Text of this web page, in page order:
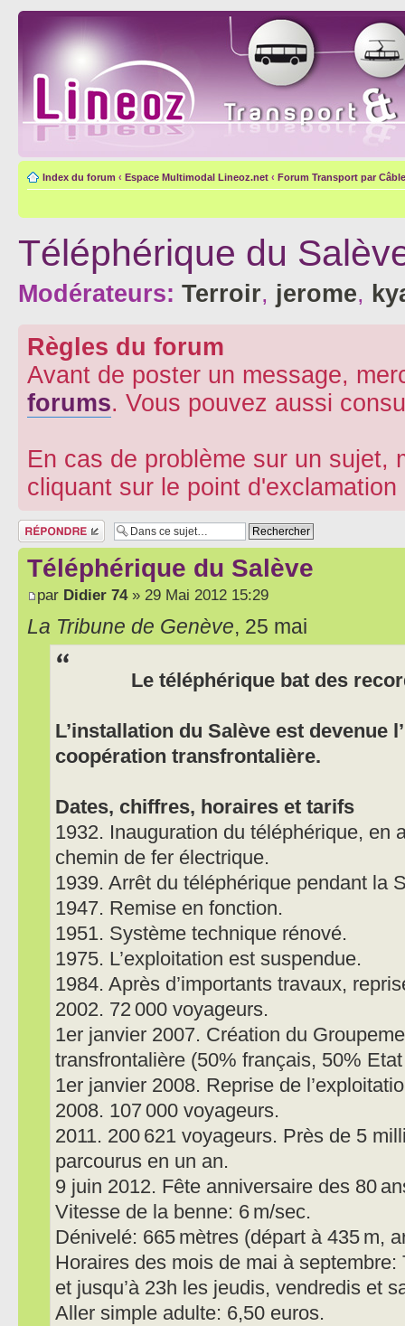
Index du forum ‹ Espace Multimodal Lineoz.net ‹ Forum Transport par Câble
Téléphérique du
Modérateurs: Terroir, jerome,
Règles du forum
Avant de poster un message,
forums. Vous pouvez aussi
En cas de problème sur un sujet,
cliquant sur le point
Répondre
Téléphérique du Salève
par Didier 74» 29 Mai 2012 15:29
La Tribune de Genève, 25 mai
Le téléphérique bat des
L’installation du Salève est devenue
coopération transfrontalière.
Dates, chiffres, horaires et tarifs
1932. Inauguration du téléphérique, en
chemin de fer électrique.
1939. Arrêt du téléphérique pendant la
1947. Remise en fonction.
1951. Système technique rénové.
1975. L’exploitation est suspendue.
1984. Après d’importants travaux,
2002. 72 000 voyageurs.
1er janvier 2007. Création du
transfrontalière (50% français, 50%
1er janvier 2008. Reprise de
2008. 107 000 voyageurs.
2011. 200 621 voyageurs. Près de 5
parcourus en un an.
9 juin 2012. Fête anniversaire des 80
Vitesse de la benne: 6 m/sec.
Dénivelé: 665 mètres (départ à 435 m,
Horaires des mois de mai à
et jusqu’à 23h les jeudis, vendredis et
Aller simple adulte: 6,50 euros.